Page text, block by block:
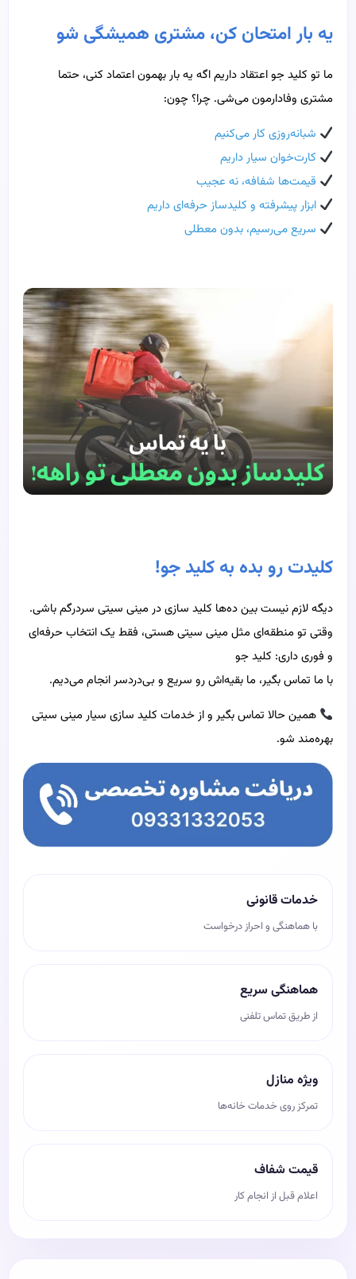
یه بار امتحان کن، مشتری همیشگی شو
ما تو کلید جو اعتقاد داریم اگه یه بار بهمون اعتماد کنی، حتما
مشتری وفادارمون می‌شی. چرا؟ چون:
شبانه‌روزی کار می‌کنیم
کارت‌خوان سیار داریم
قیمت‌ها شفافه، نه عجیب
ابزار پیشرفته و کلیدساز حرفه‌ای داریم
سریع می‌رسیم، بدون معطلی
کلیدت رو بده به کلید جو!
دیگه لازم نیست بین ده‌ها کلید سازی در مینی سیتی سردرگم باشی.
وقتی تو منطقه‌ای مثل مینی سیتی هستی، فقط یک انتخاب حرفه‌ای
و فوری داری: کلید جو
با ما تماس بگیر، ما بقیه‌اش رو سریع و بی‌دردسر انجام می‌دیم.
همین حالا تماس بگیر و از خدمات کلید سازی سیار مینی سیتی
بهره‌مند شو.
خدمات قانونی
با هماهنگی و احراز درخواست
هماهنگی سریع
از طریق تماس تلفنی
ویژه منازل
تمرکز روی خدمات خانه‌ها
قیمت شفاف
اعلام قبل از انجام کار